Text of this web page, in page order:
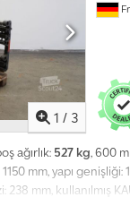
1 / 3
ağırlık: 527 kg, 600
mm, yapı genişliği:
238 mm, kullanılmış
mm, kelepçe